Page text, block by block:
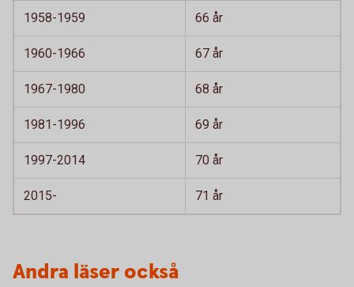
1958-1959 66 år
1960-1966 67 år
1967-1980 68 år
1981-1996 69 år
1997-2014 70 år
2015- 71 år
Andra läser också